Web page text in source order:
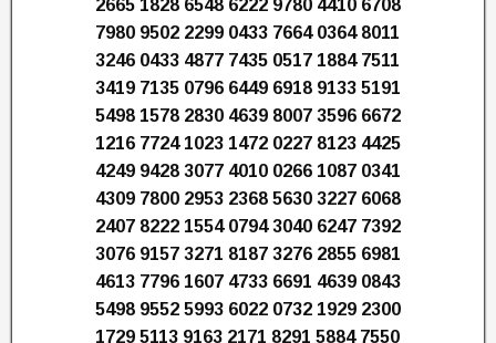
2665 1828 6548 6222 9780 4410 6708
7980 9502 2299 0433 7664 0364 8011
3246 0433 4877 7435 0517 1884 7511
3419 7135 0796 6449 6918 9133 5191
5498 1578 2830 4639 8007 3596 6672
1216 7724 1023 1472 0227 8123 4425
4249 9428 3077 4010 0266 1087 0341
4309 7800 2953 2368 5630 3227 6068
2407 8222 1554 0794 3040 6247 7392
3076 9157 3271 8187 3276 2855 6981
4613 7796 1607 4733 6691 4639 0843
5498 9552 5993 6022 0732 1929 2300
1729 5113 9163 2171 8291 5884 7550